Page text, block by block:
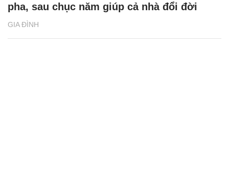
GIA ĐÌNH
pha, sau chục năm giúp cả nhà đổi đời